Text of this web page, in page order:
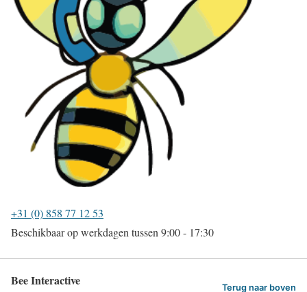
+31 (0) 858 77 12 53
Beschikbaar op werkdagen tussen 9:00 - 17:30
Bee Interactive Terug naar boven